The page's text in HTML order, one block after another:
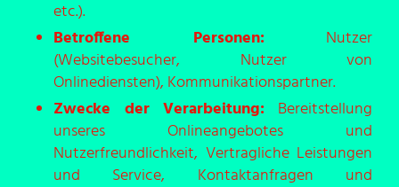
etc.).
Betroffene Personen:Nutzer
(Websitebesucher, Nutzer von
Onlinediensten), Kommunikationspartner.
Zwecke der Verarbeitung: Bereitstellung
unseres Onlineangebotes und
Nutzerfreundlichkeit, Vertragliche Leistungen
und Service, Kontaktanfragen und